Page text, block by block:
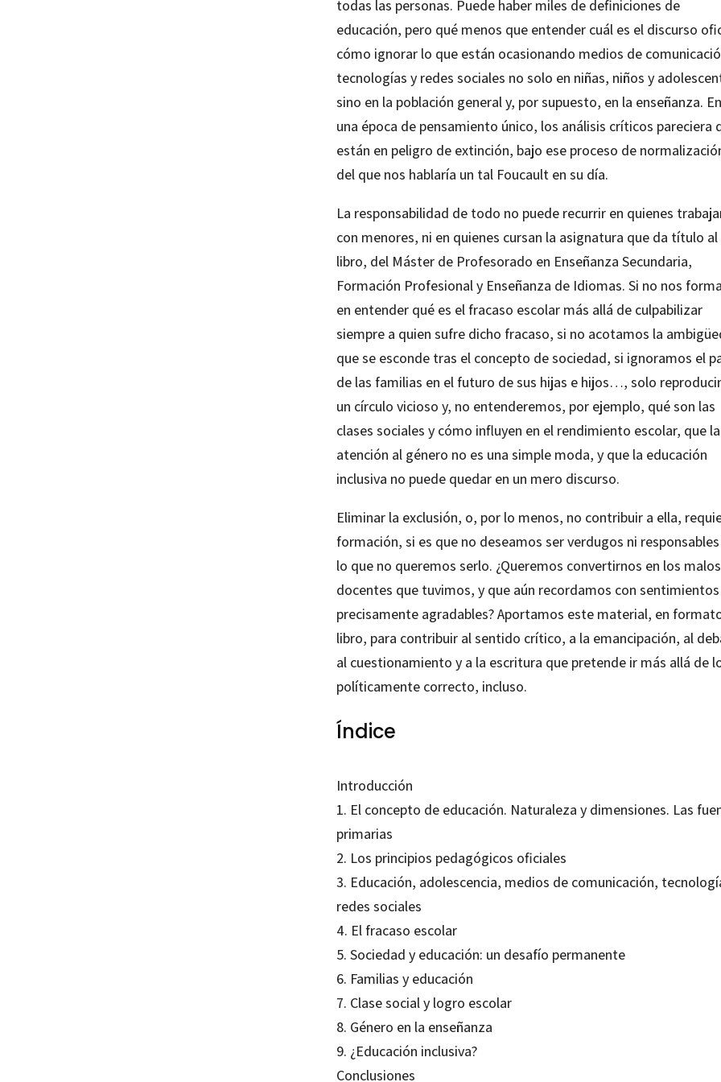
todas las personas. Puede haber miles de definiciones de
educación, pero qué menos que entender cuál es el discurso
cómo ignorar lo que están ocasionando medios de
tecnologías y redes sociales no solo en niñas, niños y
sino en la población general y, por supuesto, en la enseñanza. En
una época de pensamiento único, los análisis críticos pareciera
están en peligro de extinción, bajo ese proceso de
del que nos hablaría un tal Foucault en su día.
La responsabilidad de todo no puede recurrir en quienes
con menores, ni en quienes cursan la asignatura que da título al
libro, del Máster de Profesorado en Enseñanza Secundaria,
Formación Profesional y Enseñanza de Idiomas. Si no nos
en entender qué es el fracaso escolar más allá de culpabilizar
siempre a quien sufre dicho fracaso, si no acotamos la
que se esconde tras el concepto de sociedad, si ignoramos el
de las familias en el futuro de sus hijas e hijos…, solo
un círculo vicioso y, no entenderemos, por ejemplo, qué son las
clases sociales y cómo influyen en el rendimiento escolar, que la
atención al género no es una simple moda, y que la educación
inclusiva no puede quedar en un mero discurso.
Eliminar la exclusión, o, por lo menos, no contribuir a ella,
formación, si es que no deseamos ser verdugos ni
lo que no queremos serlo. ¿Queremos convertirnos en los malos
docentes que tuvimos, y que aún recordamos con
precisamente agradables? Aportamos este material, en
libro, para contribuir al sentido crítico, a la emancipación, al
al cuestionamiento y a la escritura que pretende ir más allá de
políticamente correcto, incluso.
Índice
Introducción
1. El concepto de educación. Naturaleza y dimensiones. Las
primarias
2. Los principios pedagógicos oficiales
3. Educación, adolescencia, medios de comunicación,
redes sociales
4. El fracaso escolar
5. Sociedad y educación: un desafío permanente
6. Familias y educación
7. Clase social y logro escolar
8. Género en la enseñanza
9. ¿Educación inclusiva?
Conclusiones